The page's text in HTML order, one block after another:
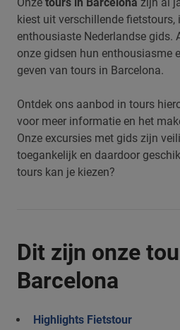
kiest uit verschillende fietstours,
enthousiaste Nederlandse gids.
onze gidsen hun enthousiasme
geven van tours in Barcelona.
Ontdek ons aanbod in tours
voor meer informatie en het
Onze excursies met gids zijn
toegankelijk en daardoor
tours kan je kiezen?
Dit zijn onze
Barcelona
Highlights Fietstour